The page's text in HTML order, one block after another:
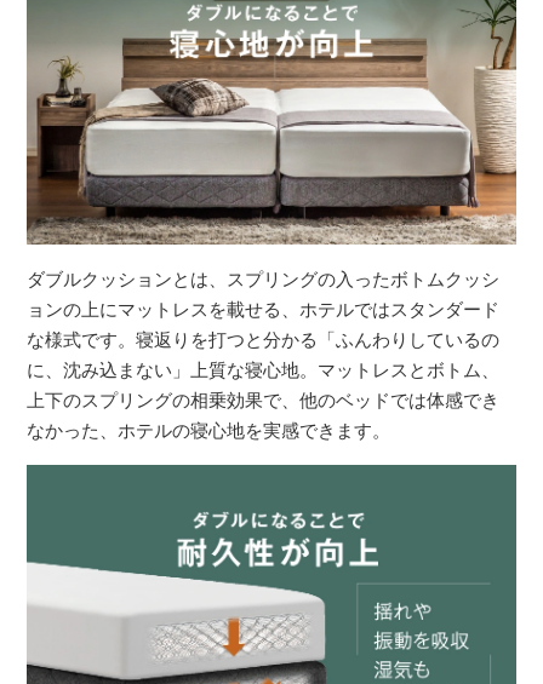
ダブルクッションとは、スプリングの入ったボトムクッシ
ョンの上にマットレスを載せる、ホテルではスタンダード
な様式です。寝返りを打つと分かる「ふんわりしているの
に、沈み込まない」上質な寝心地。マットレスとボトム、
上下のスプリングの相乗効果で、他のベッドでは体感でき
なかった、ホテルの寝心地を実感できます。